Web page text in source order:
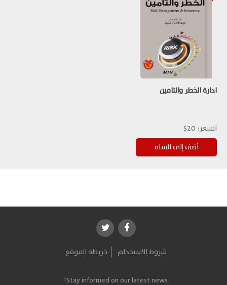
ادارة الخطر والتامين
السعر: 20$
شروط الاستخدام خريطة الموقع
Stay informed on our latest news!